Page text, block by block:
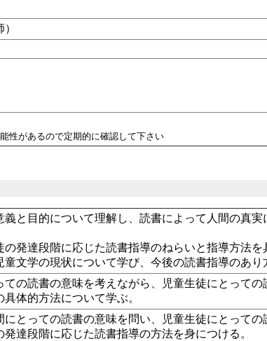
性があるので定期的に確認して下さい
義と目的について理解し、読書によって人間の真
の発達段階に応じた読書指導のねらいと指導方法を
童文学の現状について学び、今後の読書指導のあり
ての読書の意味を考えながら、児童生徒にとっての
具体的方法について学ぶ。
にとっての読書の意味を問い、児童生徒にとっての
発達段階に応じた読書指導の方法を身につける。